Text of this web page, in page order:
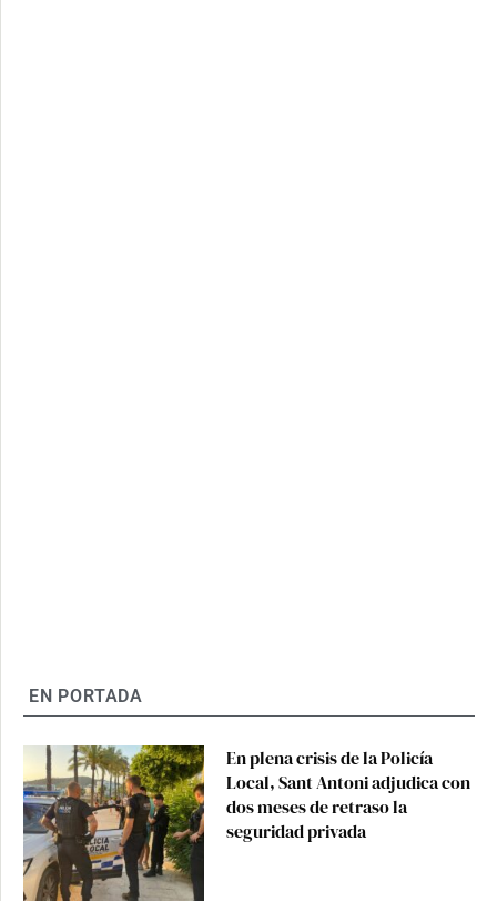
EN PORTADA
En plena crisis de la Policía
Local, Sant Antoni adjudica con
dos meses de retraso la
seguridad privada